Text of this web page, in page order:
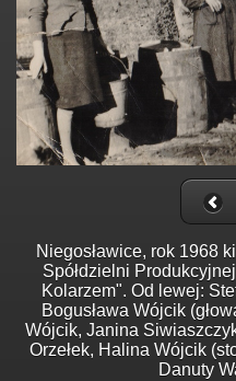
Niegosławice, rok 1968
Spółdzielni
Kolarzem". Od lewej:
Bogusława Wójcik
Wójcik, Janina
Orzełek, Halina Wójcik
Danuty